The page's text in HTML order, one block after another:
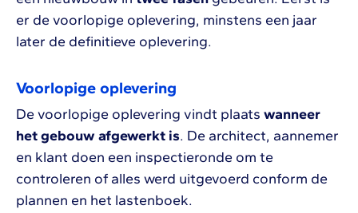
er de voorlopige oplevering, minstens een jaar
later de definitieve oplevering.
Voorlopige oplevering
De voorlopige oplevering vindt plaats wanneer
het gebouw afgewerkt is. De architect, aannemer
en klant doen een inspectieronde om te
controleren of alles werd uitgevoerd conform de
plannen en het lastenboek.